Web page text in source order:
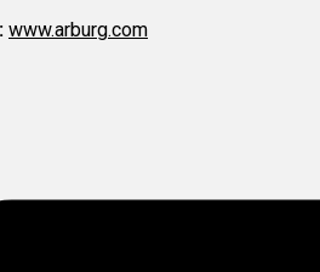
www.arburg.com